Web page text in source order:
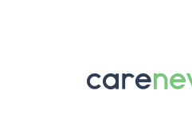
Le